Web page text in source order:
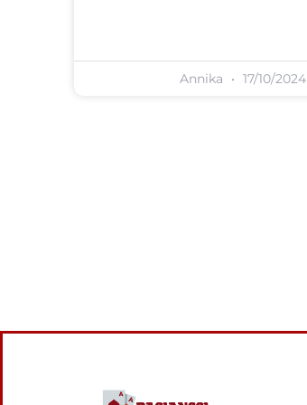
Annika 17/10/2024